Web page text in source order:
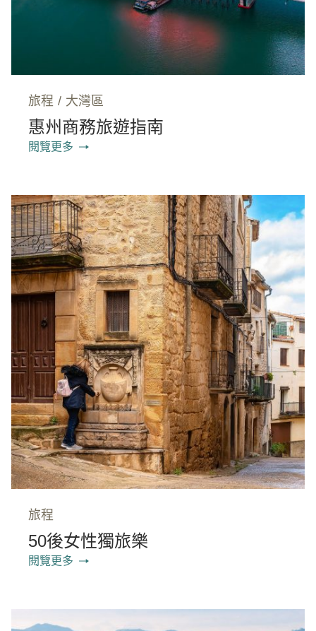
旅程 / 大灣區
惠州商務旅遊指南
閱覽更多
旅程
50後女性獨旅樂
閱覽更多